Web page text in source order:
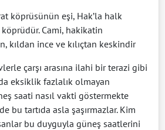
köprüsünün eşi, Hak’la halk
Cami, hakikatin
kıldan ince ve kılıçtan keskindir
çarşı arasına ilahi bir terazi gibi
eksiklik fazlalık olmayan
saati nasıl vakti göstermekte
bu tartıda asla şaşırmazlar. Kim
bu duyguyla güneş saatlerini